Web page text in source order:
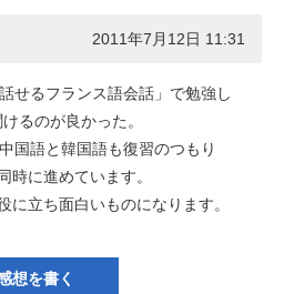
2011年7月12日 11:31
せるフランス語会話」で勉強し
るのが良かった。
国語と韓国語も復習のつもり
時に進めています。
に立ち面白いものになります。
想を書く